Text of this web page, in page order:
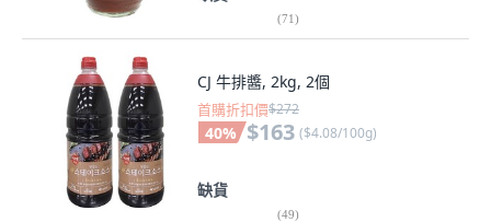
(71)
CJ 牛排醬, 2kg, 2個
首購折扣價$272
40% $163 ($4.08/100g)
缺貨
(49)